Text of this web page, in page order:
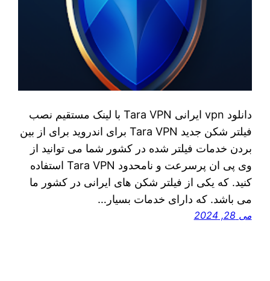
دانلود vpn ایرانی Tara VPN با لینک مستقیم نصب
فیلتر شکن جدید Tara VPN برای اندروید برای از بین
بردن خدمات فیلتر شده در کشور شما می‌ توانید از
وی پی ان پرسرعت و نامحدود Tara VPN استفاده
کنید. که یکی از فیلتر شکن‌ های ایرانی در کشور ما
می‌ باشد. که دارای خدمات بسیار…
می 28, 2024